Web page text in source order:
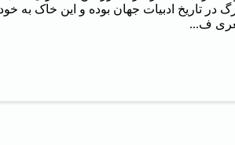
در تاریخ ادبیات جهان بوده و این خاک به
ف...